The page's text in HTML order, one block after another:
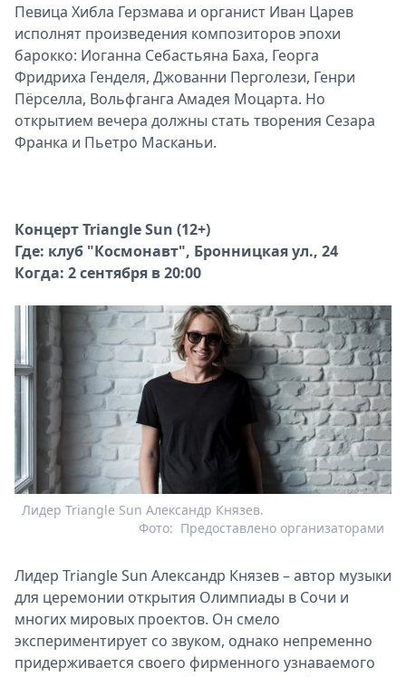
Певица Хибла Герзмава и органист Иван Царев
исполнят произведения композиторов эпохи
барокко: Иоганна Себастьяна Баха, Георга
Фридриха Генделя, Джованни Перголези, Генри
Пёрселла, Вольфганга Амадея Моцарта. Но
открытием вечера должны стать творения Сезара
Франка и Пьетро Масканьи.
Концерт Triangle Sun (12+)
Где: клуб "Космонавт", Бронницкая ул., 24
Когда: 2 сентября в 20:00
Лидер Triangle Sun Александр Князев.
Предоставлено организаторами
Фото:
Лидер Triangle Sun Александр Князев – автор музыки
для церемонии открытия Олимпиады в Сочи и
многих мировых проектов. Он смело
экспериментирует со звуком, однако непременно
придерживается своего фирменного узнаваемого